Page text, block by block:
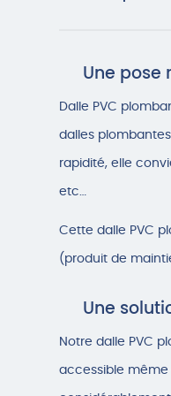
Une pose
Dalle PVC
dalles
rapidité, elle
etc…
Cette dalle PVC
(produit de
Une
Notre dalle PVC
accessible